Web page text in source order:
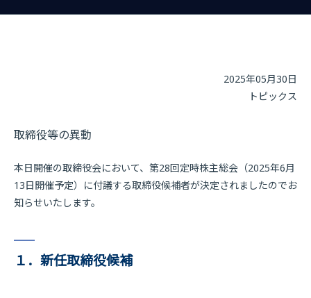
2025年05月30日
トピックス
取締役等の異動
本日開催の取締役会において、第28回定時株主総会（2025年6月
13日開催予定）に付議する取締役候補者が決定されましたのでお
知らせいたします。
１．新任取締役候補